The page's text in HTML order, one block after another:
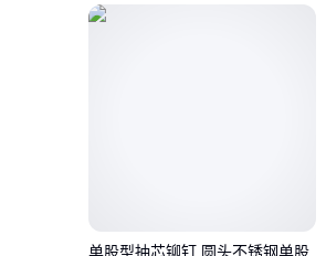
单股型抽芯铆钉 圆头不锈钢单股